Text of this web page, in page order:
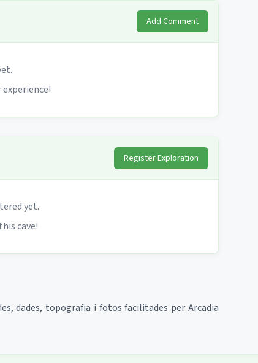
Add Comment
Register Exploration
yet.
cave!
dades, topografia i fotos facilitades per Arcadia